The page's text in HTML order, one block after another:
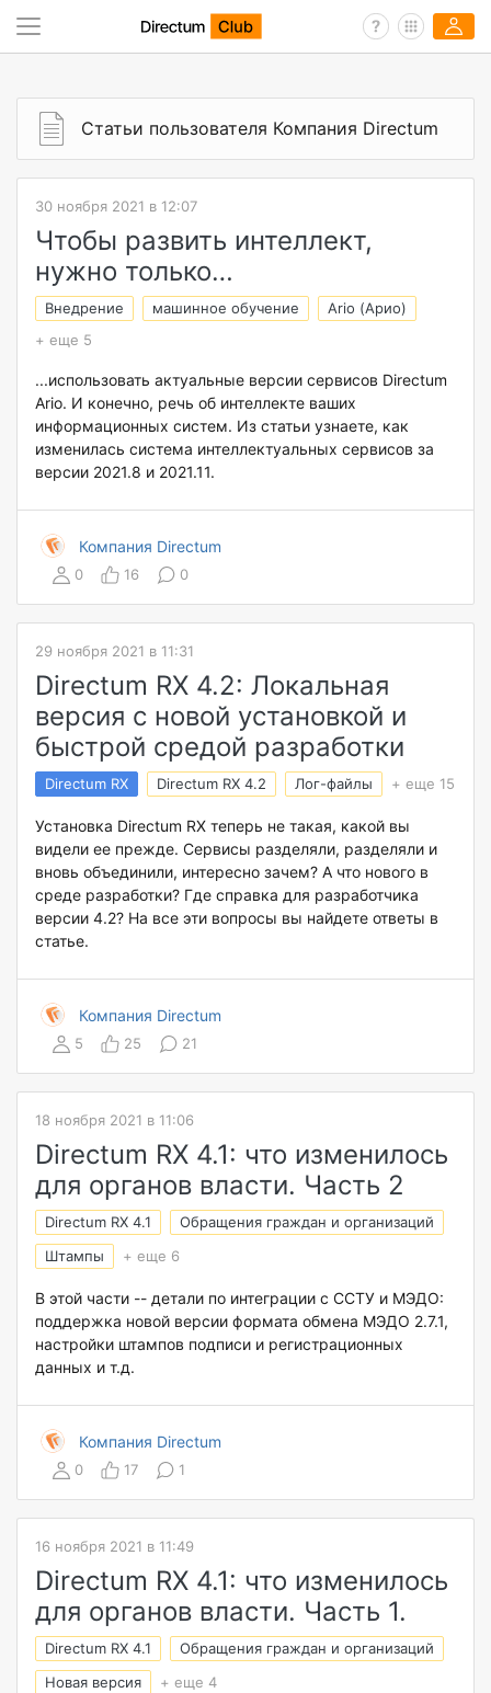
Статьи пользователя Компания Directum
30 ноября 2021 в 12:07
Чтобы развить интеллект,
нужно только…
Внедрение машинное обучение
Ario (Арио)
+ еще 5
...использовать актуальные версии сервисов Directum
Ario. И конечно, речь об интеллекте ваших
информационных систем. Из статьи узнаете, как
изменилась система интеллектуальных сервисов за
версии 2021.8 и 2021.11.
Компания Directum
0 16 0
29 ноября 2021 в 11:31
Directum RX 4.2: Локальная
версия с новой установкой и
быстрой средой разработки
Directum RX Directum RX 4.2 Лог-файлы + еще 15
Установка Directum RX теперь не такая, какой вы
видели ее прежде. Сервисы разделяли, разделяли и
вновь объединили, интересно зачем? А что нового в
среде разработки? Где справка для разработчика
версии 4.2? На все эти вопросы вы найдете ответы в
статье.
Компания Directum
5 25 21
18 ноября 2021 в 11:06
Directum RX 4.1: что изменилось
для органов власти. Часть 2
Directum RX 4.1
Обращения граждан и организаций
Штампы
+ еще 6
В этой части -- детали по интеграции с ССТУ и МЭДО:
поддержка новой версии формата обмена МЭДО 2.7.1,
настройки штампов подписи и регистрационных
данных и т.д.
Компания Directum
0 17 1
16 ноября 2021 в 11:49
Directum RX 4.1: что изменилось
для органов власти. Часть 1.
Directum RX 4.1
Обращения граждан и организаций
Новая версия
+ еще 4